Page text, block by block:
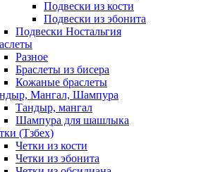
Подвески из кости
Подвески из эбонита
Подвески Ностальгия
Разное
Браслеты из бисера
Кожаные браслеты
Мангал, Шампура
Тандыр, мангал
Шампура для шашлыка
(Тзбех)
Четки из кости
Четки из эбонита